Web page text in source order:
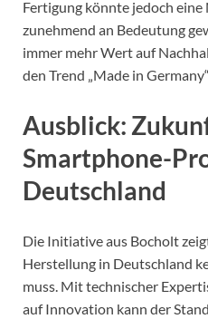
Fertigung könnte jedoch eine
zunehmend an Bedeutung
immer mehr Wert auf
den Trend „Made in
Ausblick:
Smartphone-
Deutschland
Die Initiative aus Bocholt
Herstellung in Deutschland
muss. Mit technischer
auf Innovation kann der